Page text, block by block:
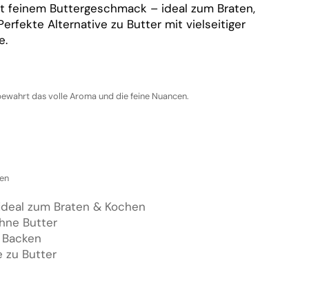
feinem Buttergeschmack – ideal zum Braten,
Alternative zu Butter mit vielseitiger
das volle Aroma und die feine Nuancen.
zum Braten & Kochen
Butter
zu Butter